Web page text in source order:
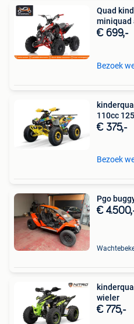
Quad
miniquad
€ 699,-
Bezoek
110cc
€ 375,-
Bezoek
Pgo
€
wieler
€ 775,-